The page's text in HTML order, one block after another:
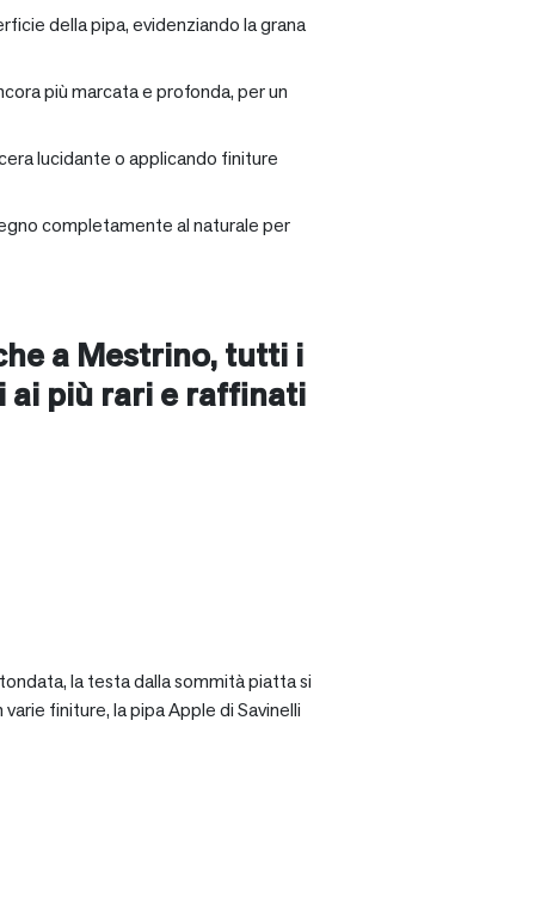
della pipa, evidenziando la grana
più marcata e profonda, per un
lucidante o applicando finiture
completamente al naturale per
a Mestrino, tutti i
ai più rari e raffinati
la testa dalla sommità piatta si
finiture, la pipa Apple di Savinelli